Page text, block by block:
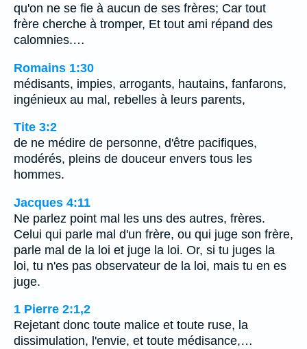
qu'on ne se fie à aucun de ses frères; Car tout
frère cherche à tromper, Et tout ami répand des
calomnies.…
Romains 1:30
médisants, impies, arrogants, hautains, fanfarons,
ingénieux au mal, rebelles à leurs parents,
Tite 3:2
de ne médire de personne, d'être pacifiques,
modérés, pleins de douceur envers tous les
hommes.
Jacques 4:11
Ne parlez point mal les uns des autres, frères.
Celui qui parle mal d'un frère, ou qui juge son frère,
parle mal de la loi et juge la loi. Or, si tu juges la
loi, tu n'es pas observateur de la loi, mais tu en es
juge.
1 Pierre 2:1,2
Rejetant donc toute malice et toute ruse, la
dissimulation, l'envie, et toute médisance,…